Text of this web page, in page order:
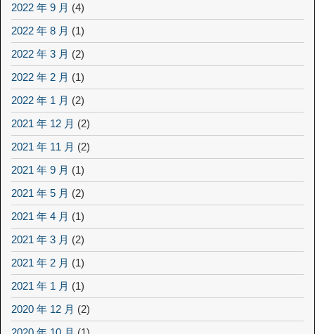
2022 年 9 月 (4)
2022 年 8 月 (1)
2022 年 3 月 (2)
2022 年 2 月 (1)
2022 年 1 月 (2)
2021 年 12 月 (2)
2021 年 11 月 (2)
2021 年 9 月 (1)
2021 年 5 月 (2)
2021 年 4 月 (1)
2021 年 3 月 (2)
2021 年 2 月 (1)
2021 年 1 月 (1)
2020 年 12 月 (2)